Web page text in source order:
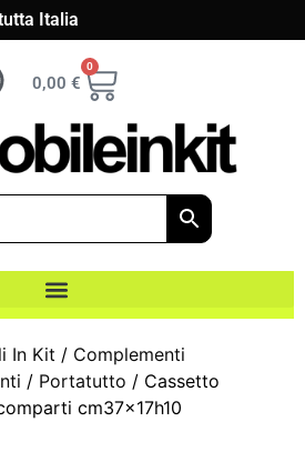
Italia
0,00 €
0
In Kit / Complementi
/ Portatutto / Cassetto
cm37x17h10